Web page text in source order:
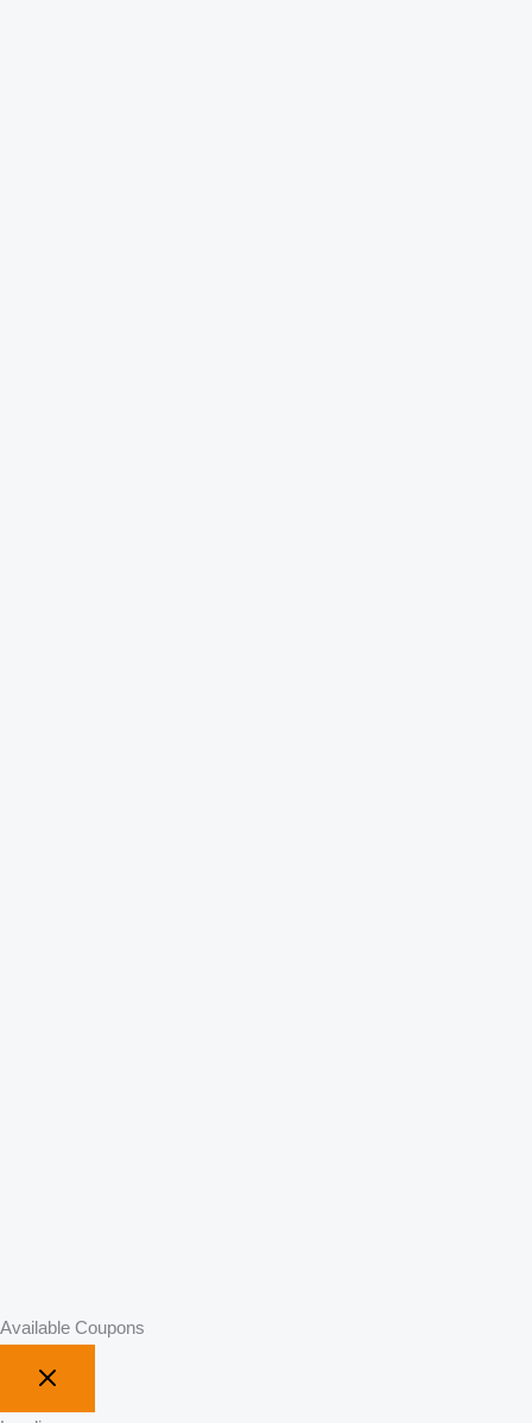
Available Coupons